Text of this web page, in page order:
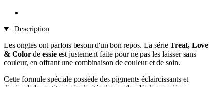
Description
Les ongles ont parfois besoin d'un bon repos. La série Treat, Love
& Color de essie est justement faite pour ne pas les laisser sans
couleur, en offrant une combinaison de couleur et de soin.
Cette formule spéciale possède des pigments éclaircissants et